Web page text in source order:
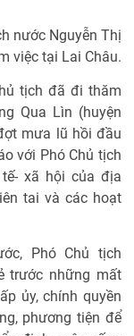
nước Nguyễn Thị
việc tại Lai Châu.
tịch đã đi thăm
Qua Lìn (huyện
mưa lũ hồi đầu
với Phó Chủ tịch
xã hội của địa
tai và các hoạt
Phó Chủ tịch
trước những mất
ủy, chính quyền
phương tiện để